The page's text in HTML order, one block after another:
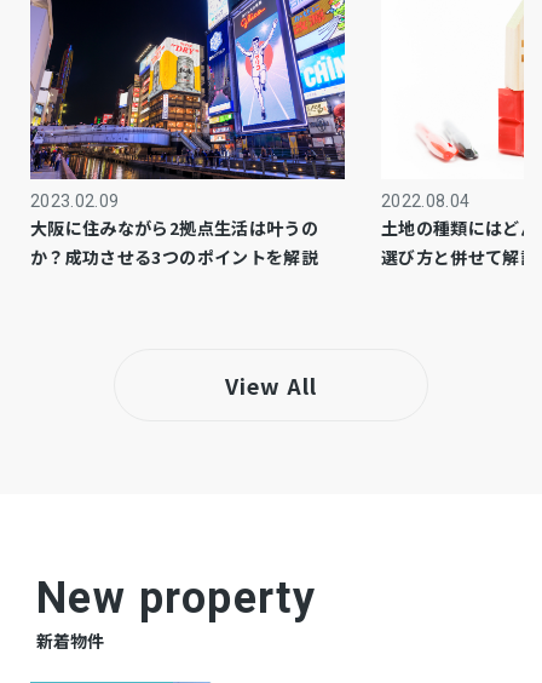
駐車場
上水道 公共
下水道 公共
ガス
都市計画 市街化区域
便座、浴室乾燥機、追い焚き、ウォークインク
〇フラット35S利用可
2023.02.09
大阪に住みながら2拠点生活は叶うの
か？成功させる3つのポイントを解説
2022.08.04
土地の種類にはど
選び方と併せて解説
View All
New property
新着物件